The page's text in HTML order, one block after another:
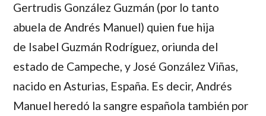
Gertrudis González Guzmán (por lo tanto
abuela de Andrés Manuel) quien fue hija
de Isabel Guzmán Rodríguez, oriunda del
estado de Campeche, y José González Viñas,
nacido en Asturias, España. Es decir, Andrés
Manuel heredó la sangre española también por